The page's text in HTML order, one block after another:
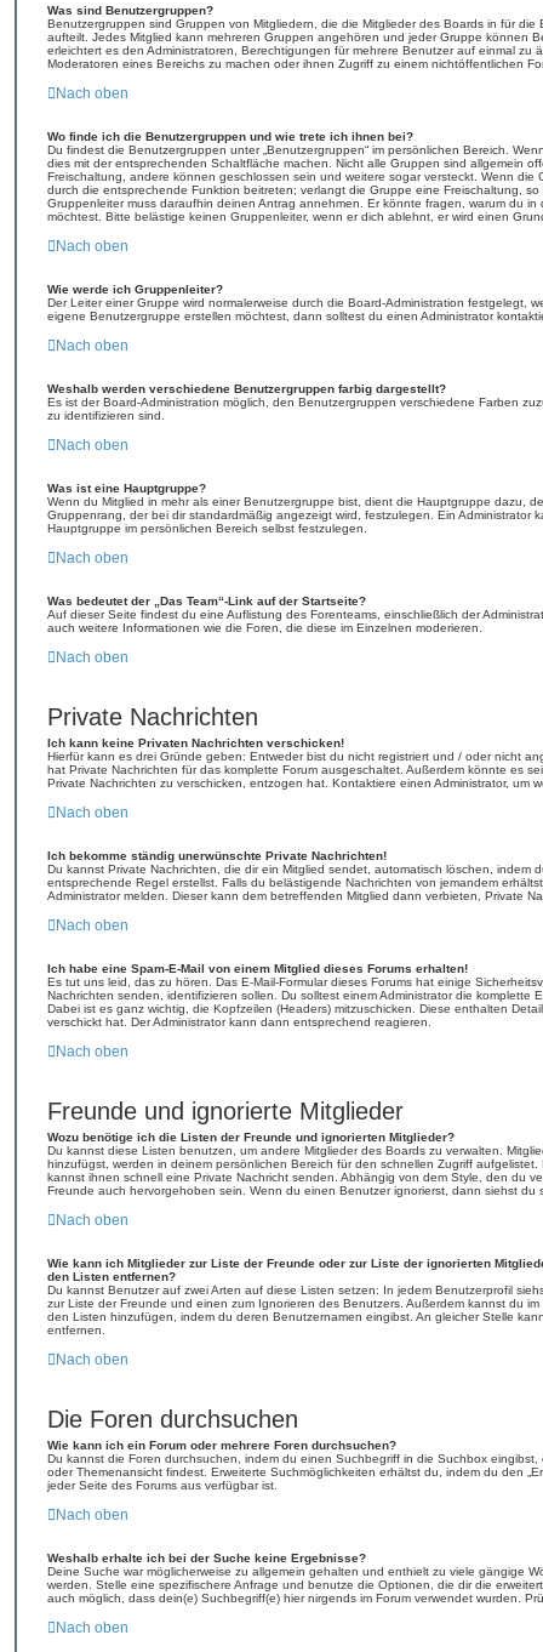
Was sind Benutzergruppen?
Benutzergruppen sind Gruppen von Mitgliedern, die die Mitglieder des Boards in für die
aufteilt. Jedes Mitglied kann mehreren Gruppen angehören und jeder Gruppe können
erleichtert es den Administratoren, Berechtigungen für mehrere Benutzer auf einmal zu
Moderatoren eines Bereichs zu machen oder ihnen Zugriff zu einem nichtöffentlichen
Nach oben
Wo finde ich die Benutzergruppen und wie trete ich ihnen bei?
Du findest die Benutzergruppen unter „Benutzergruppen“ im persönlichen Bereich.
dies mit der entsprechenden Schaltfläche machen. Nicht alle Gruppen sind allgemein
Freischaltung, andere können geschlossen sein und weitere sogar versteckt. Wenn die
durch die entsprechende Funktion beitreten; verlangt die Gruppe eine Freischaltung,
Gruppenleiter muss daraufhin deinen Antrag annehmen. Er könnte fragen, warum du
möchtest. Bitte belästige keinen Gruppenleiter, wenn er dich ablehnt, er wird einen
Nach oben
Wie werde ich Gruppenleiter?
Der Leiter einer Gruppe wird normalerweise durch die Board-Administration festgelegt,
eigene Benutzergruppe erstellen möchtest, dann solltest du einen Administrator
Nach oben
Weshalb werden verschiedene Benutzergruppen farbig dargestellt?
Es ist der Board-Administration möglich, den Benutzergruppen verschiedene Farben
zu identifizieren sind.
Nach oben
Was ist eine Hauptgruppe?
Wenn du Mitglied in mehr als einer Benutzergruppe bist, dient die Hauptgruppe dazu,
Gruppenrang, der bei dir standardmäßig angezeigt wird, festzulegen. Ein Administrator
Hauptgruppe im persönlichen Bereich selbst festzulegen.
Nach oben
Was bedeutet der „Das Team“-Link auf der Startseite?
Auf dieser Seite findest du eine Auflistung des Forenteams, einschließlich der
auch weitere Informationen wie die Foren, die diese im Einzelnen moderieren.
Nach oben
Private Nachrichten
Ich kann keine Privaten Nachrichten verschicken!
Hierfür kann es drei Gründe geben: Entweder bist du nicht registriert und / oder nicht
hat Private Nachrichten für das komplette Forum ausgeschaltet. Außerdem könnte es
Private Nachrichten zu verschicken, entzogen hat. Kontaktiere einen Administrator, um
Nach oben
Ich bekomme ständig unerwünschte Private Nachrichten!
Du kannst Private Nachrichten, die dir ein Mitglied sendet, automatisch löschen, indem
entsprechende Regel erstellst. Falls du belästigende Nachrichten von jemandem
Administrator melden. Dieser kann dem betreffenden Mitglied dann verbieten, Private
Nach oben
Ich habe eine Spam-E-Mail von einem Mitglied dieses Forums erhalten!
Es tut uns leid, das zu hören. Das E-Mail-Formular dieses Forums hat einige
Nachrichten senden, identifizieren sollen. Du solltest einem Administrator die komplette
Dabei ist es ganz wichtig, die Kopfzeilen (Headers) mitzuschicken. Diese enthalten
verschickt hat. Der Administrator kann dann entsprechend reagieren.
Nach oben
Freunde und ignorierte Mitglieder
Wozu benötige ich die Listen der Freunde und ignorierten Mitglieder?
Du kannst diese Listen benutzen, um andere Mitglieder des Boards zu verwalten.
hinzufügst, werden in deinem persönlichen Bereich für den schnellen Zugriff
kannst ihnen schnell eine Private Nachricht senden. Abhängig von dem Style, den du
Freunde auch hervorgehoben sein. Wenn du einen Benutzer ignorierst, dann siehst du
Nach oben
Wie kann ich Mitglieder zur Liste der Freunde oder zur Liste der ignorierten
den Listen entfernen?
Du kannst Benutzer auf zwei Arten auf diese Listen setzen: In jedem Benutzerprofil
zur Liste der Freunde und einen zum Ignorieren des Benutzers. Außerdem kannst du
den Listen hinzufügen, indem du deren Benutzernamen eingibst. An gleicher Stelle
entfernen.
Nach oben
Die Foren durchsuchen
Wie kann ich ein Forum oder mehrere Foren durchsuchen?
Du kannst die Foren durchsuchen, indem du einen Suchbegriff in die Suchbox
oder Themenansicht findest. Erweiterte Suchmöglichkeiten erhältst du, indem du den
jeder Seite des Forums aus verfügbar ist.
Nach oben
Weshalb erhalte ich bei der Suche keine Ergebnisse?
Deine Suche war möglicherweise zu allgemein gehalten und enthielt zu viele gängige
werden. Stelle eine spezifischere Anfrage und benutze die Optionen, die dir die
auch möglich, dass dein(e) Suchbegriff(e) hier nirgends im Forum verwendet wurden.
Nach oben